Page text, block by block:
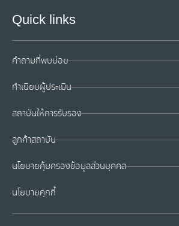
Quick links
คำถามที่พบบ่อย
ทำเนียบผู้ประเมิน
สถาบันให้การรับรอง
ลูกค้าสถาบัน
นโยบายคุ้มครองข้อมูลส่วนบุคคล
นโยบายคุกกี้